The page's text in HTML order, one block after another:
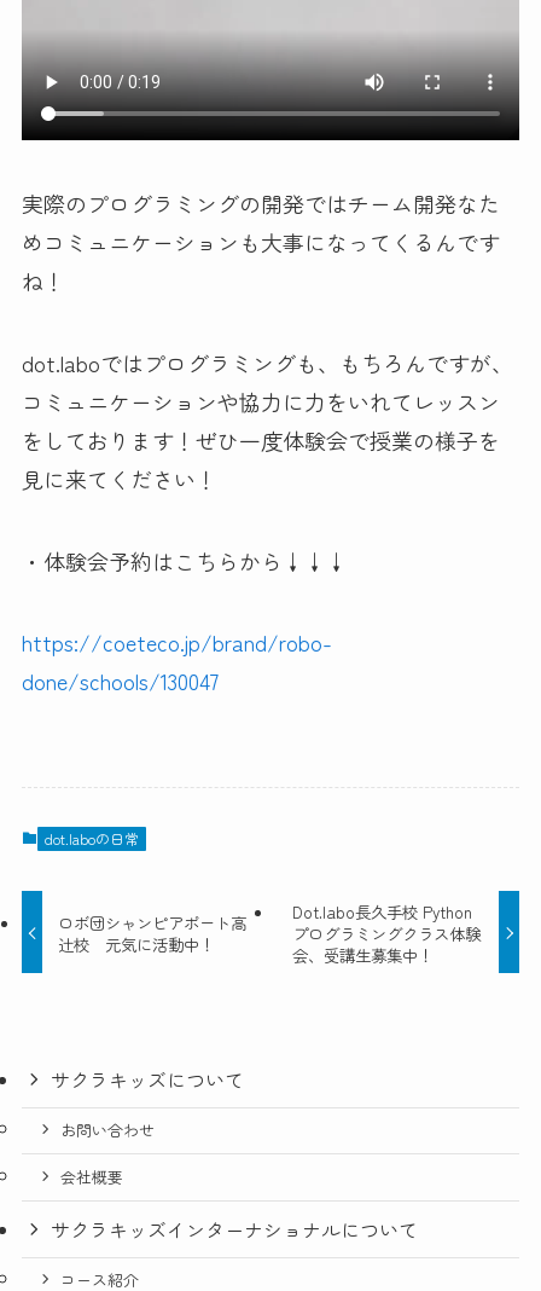
実際のプログラミングの開発ではチーム開発なた
めコミュニケーションも大事になってくるんです
ね！
dot.laboではプログラミングも、もちろんですが、
コミュニケーションや協力に力をいれてレッスン
をしております！ぜひ一度体験会で授業の様子を
見に来てください！
・体験会予約はこちらから↓↓↓
https://coeteco.jp/brand/robo-
done/schools/130047
dot.laboの日常
ロボ団シャンピアポート高
辻校 元気に活動中！
Dot.labo長久手校 Python
プログラミングクラス体験
会、受講生募集中！
サクラキッズについて
お問い合わせ
会社概要
サクラキッズインターナショナルについて
コース紹介